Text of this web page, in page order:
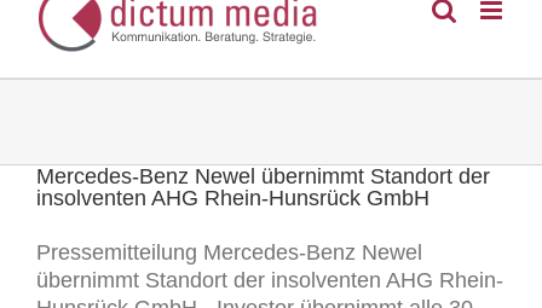
Mercedes-Benz Newel übernimmt Standort der
insolventen AHG Rhein-Hunsrück GmbH
Pressemitteilung Mercedes-Benz Newel
übernimmt Standort der insolventen AHG Rhein-